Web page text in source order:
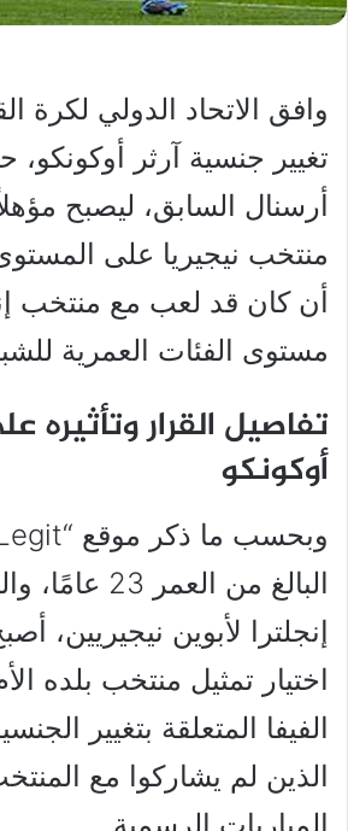
وافق الاتحاد الدولي لكرة
تغيير جنسية آرثر
أرسنال السابق، ليصبح
منتخب نيجيريا على
أن كان قد لعب مع منتخب
مستوى الفئات العمرية
تفاصيل القرار وتأثيره
أوكونكو
البالغ من العمر
إنجلترا لأبوين نيجيريين،
اختيار تمثيل منتخب بلده
الفيفا المتعلقة بتغيير
الذين لم يشاركوا مع